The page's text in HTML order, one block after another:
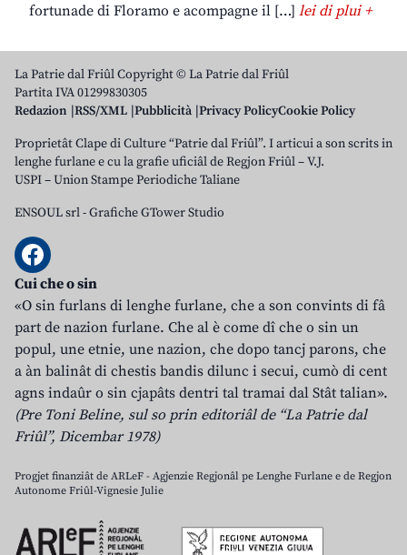
fortunade di Floramo e acompagne il […] lei di plui +
La Patrie dal Friûl Copyright © La Patrie dal Friûl
Partita IVA 01299830305
Redazion RSS/XML Pubblicità Privacy PolicyCookie Policy
Proprietât Clape di Culture “Patrie dal Friûl”. I articui a son scrits in
lenghe furlane e cu la grafie uficiâl de Regjon Friûl – V.J.
USPI – Union Stampe Periodiche Taliane
ENSOUL srl-Grafiche GTower Studio
Cui che o sin
«O sin furlans di lenghe furlane, che a son convints di fâ
part de nazion furlane. Che al è come dî che o sin un
popul, une etnie, une nazion, che dopo tancj parons, che
a àn balinât di chestis bandis dilunc i secui, cumò di cent
agns indaûr o sin cjapâts dentri tal tramai dal Stât talian».
(Pre Toni Beline, sul so prin editoriâl de “La Patrie dal
Friûl”, Dicembar 1978)
Progjet finanziât de ARLeF - Agjenzie Regjonâl pe Lenghe Furlane e de Regjon
Autonome Friûl-Vignesie Julie